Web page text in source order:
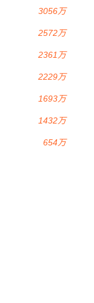
3056万
2572万
2361万
2229万
1693万
1432万
654万